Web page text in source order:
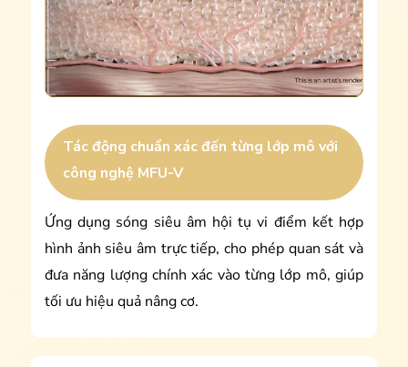
Tác động chuẩn xác đến từng lớp mô với
công nghệ MFU-V
Ứng dụng sóng siêu âm hội tụ vi điểm kết hợp
hình ảnh siêu âm trực tiếp, cho phép quan sát và
đưa năng lượng chính xác vào từng lớp mô, giúp
tối ưu hiệu quả nâng cơ.